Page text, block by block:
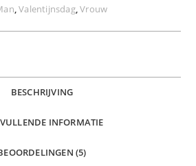
,Valentijnsdag,Vrouw
BESCHRIJVING
INFORMATIE
(5)